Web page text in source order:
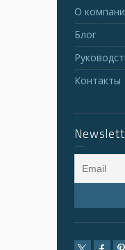
О
Блог
Контакты